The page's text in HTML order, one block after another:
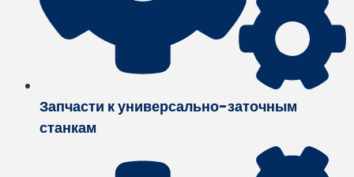
Запчасти к универсально-заточным
станкам